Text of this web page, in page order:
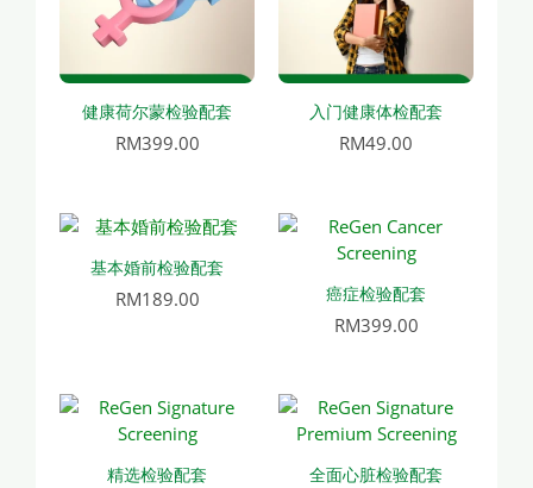
健康荷尔蒙检验配套
RM399.00
入门健康体检配套
RM49.00
基本婚前检验配套
RM189.00
癌症检验配套
RM399.00
精选检验配套
全面心脏检验配套